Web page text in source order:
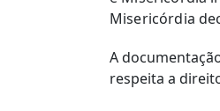
Misericórdia
A
respeita a